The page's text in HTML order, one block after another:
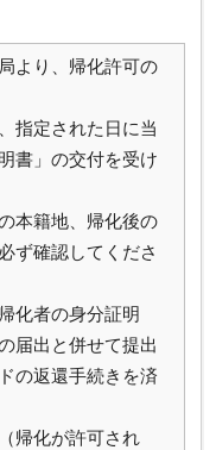
より、帰化許可の
指定された日に当
書」の交付を受け
本籍地、帰化後の
ず確認してくださ
化者の身分証明
届出と併せて提出
の返還手続きを済
帰化が許可され